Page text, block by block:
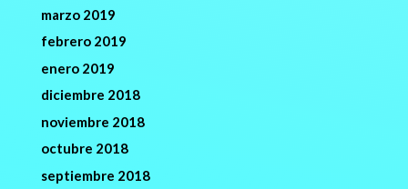
marzo 2019
febrero 2019
enero 2019
diciembre 2018
noviembre 2018
octubre 2018
septiembre 2018